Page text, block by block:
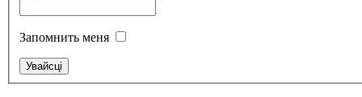
Запомнить меня